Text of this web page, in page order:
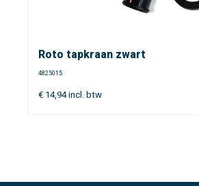
Roto tapkraan zwart
4825015
€ 14,94incl. btw